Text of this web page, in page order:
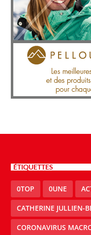
ÉTIQUETTES
0TOP 0UNE
CATHERINE JULLIEN-
CORONAVIRUS